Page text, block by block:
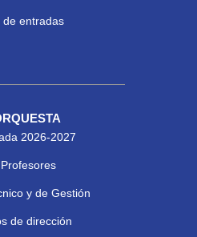
de entradas
2026-2027
y de Gestión
de dirección